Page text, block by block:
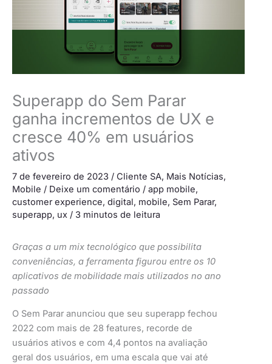
Superapp do Sem Parar
ganha incrementos de UX e
cresce 40% em usuários
ativos
7 de fevereiro de 2023 / Cliente SA, Mais Notícias,
Mobile / Deixe um comentário / app mobile,
customer experience, digital, mobile, Sem Parar,
superapp, ux / 3 minutos de leitura
Graças a um mix tecnológico que possibilita
conveniências, a ferramenta figurou entre os 10
aplicativos de mobilidade mais utilizados no ano
passado
O Sem Parar anunciou que seu superapp fechou
2022 com mais de 28 features, recorde de
usuários ativos e com 4,4 pontos na avaliação
geral dos usuários, em uma escala que vai até